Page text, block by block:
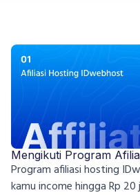
Mengikuti Program
Program afiliasi hosting
kamu income hingga Rp